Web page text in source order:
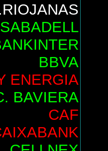
BBVA
ENERGIA
BAVIERA
CAF